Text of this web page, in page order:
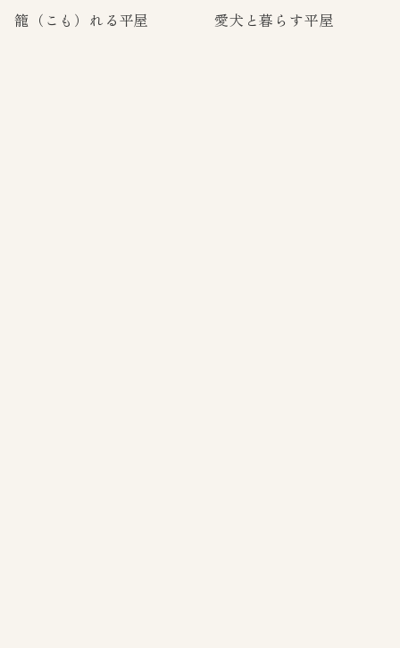
籠（こも）れる平屋 愛犬と暮らす平屋